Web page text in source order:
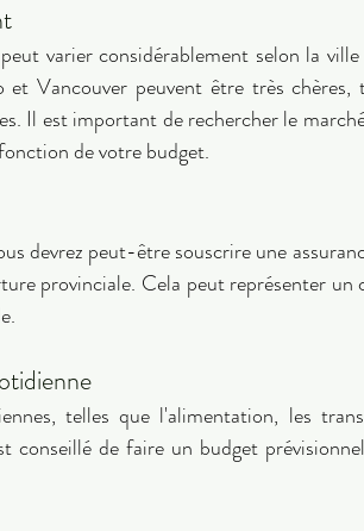
varier considérablement selon la
et Vancouver peuvent être très
Il est important de rechercher le
de votre budget.
devrez peut-être souscrire une
provinciale. Cela peut représenter
telles que l'alimentation, les
conseillé de faire un budget